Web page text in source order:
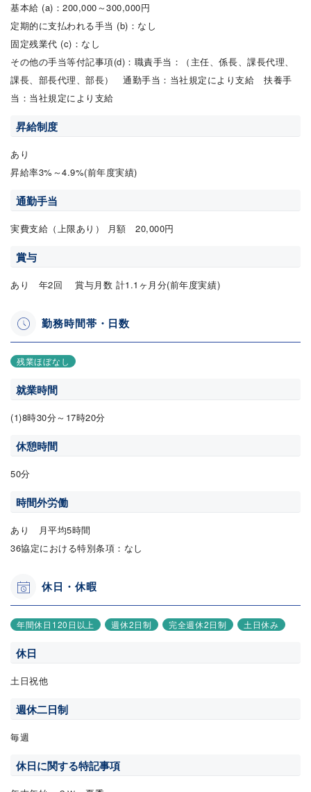
基本給 (a)：200,000～300,000円
定期的に支払われる手当 (b)：なし
固定残業代 (c)：なし
その他の手当等付記事項(d)：職責手当：（主任、係長、課長代理、
課長、部長代理、部長） 通勤手当：当社規定により支給 扶養手
当：当社規定により支給
昇給制度
あり
昇給率3%～4.9%(前年度実績)
通勤手当
実費支給（上限あり） 月額 20,000円
賞与
あり 年2回 賞与月数 計1.1ヶ月分(前年度実績)
勤務時間帯・日数
残業ほぼなし
就業時間
(1)8時30分～17時20分
休憩時間
50分
時間外労働
あり 月平均5時間
36協定における特別条項：なし
休日・休暇
年間休日120日以上 週休2日制 完全週休2日制 土日休み
休日
土日祝他
週休二日制
毎週
休日に関する特記事項